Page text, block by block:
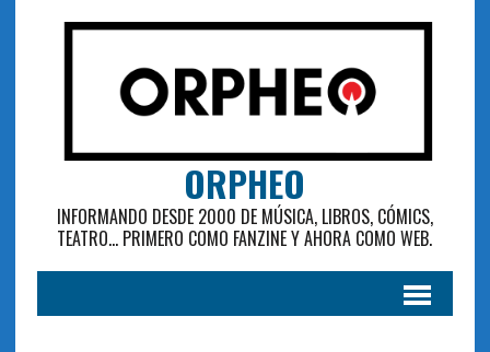
ORPHEO
INFORMANDO DESDE 2000 DE MÚSICA, LIBROS, CÓMICS,
TEATRO... PRIMERO COMO FANZINE Y AHORA COMO WEB.